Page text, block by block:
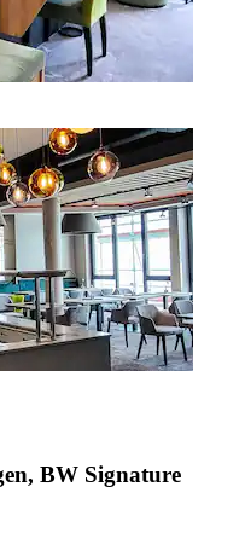
BW Signature